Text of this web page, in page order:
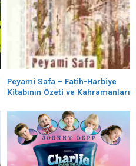
Peyami Safa – Fatih-Harbiye
Kitabının Özeti ve Kahramanları